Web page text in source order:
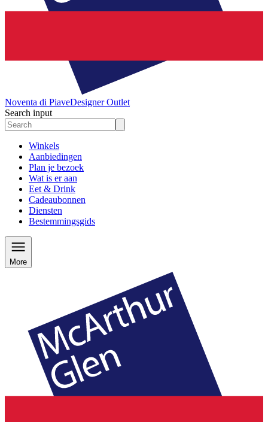
Noventa di PiaveDesigner Outlet
Search input
Winkels
Aanbiedingen
Plan je bezoek
Wat is er aan
Eet & Drink
Cadeaubonnen
Diensten
Bestemmingsgids
More